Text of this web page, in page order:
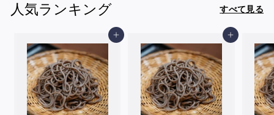
0
人気ランキング すべて見る
カートに入れる カートに入れる